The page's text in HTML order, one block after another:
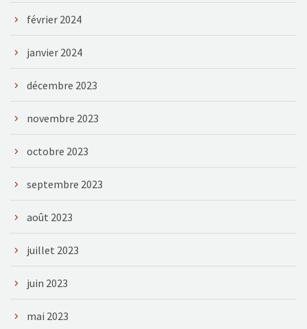
février 2024
janvier 2024
décembre 2023
novembre 2023
octobre 2023
septembre 2023
août 2023
juillet 2023
juin 2023
mai 2023